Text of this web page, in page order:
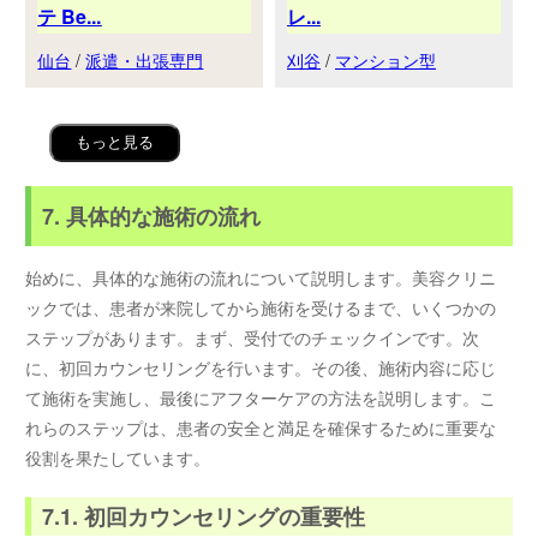
テ Be...
仙台 /派遣・出張専門
レ...
刈谷 / マンション型
もっと見る
7. 具体的な施術の流れ
始めに、具体的な施術の流れについて説明します。美容クリニ
ックでは、患者が来院してから施術を受けるまで、いくつかの
ステップがあります。まず、受付でのチェックインです。次
に、初回カウンセリングを行います。その後、施術内容に応じ
て施術を実施し、最後にアフターケアの方法を説明します。こ
れらのステップは、患者の安全と満足を確保するために重要な
役割を果たしています。
7.1. 初回カウンセリングの重要性